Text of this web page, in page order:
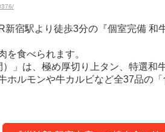
新宿駅より徒歩3分の『個室完備 和
を食べられます。
）」は、極め厚切り上タン、特選和
ホルモンや牛カルビなど全37品の「